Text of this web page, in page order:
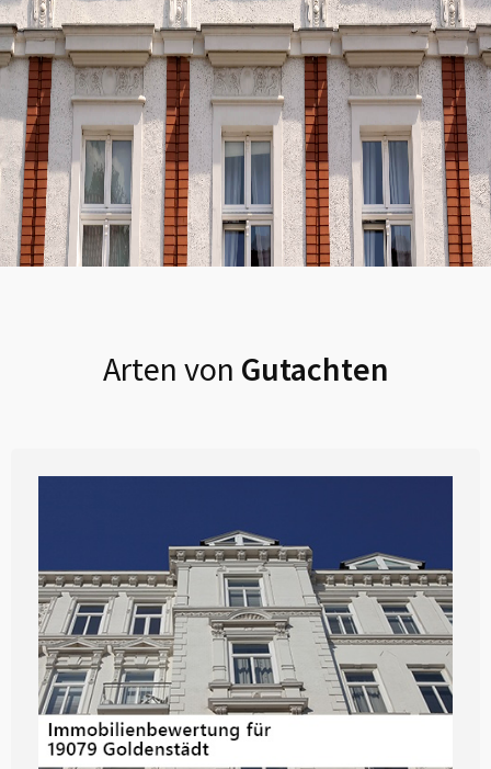
Arten von Gutachten